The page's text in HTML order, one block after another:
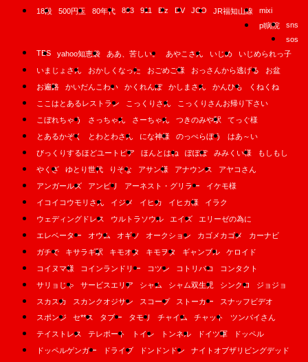
18段 500円玉 80年代 893 911 B'z DV JCO JR福知山線
mixi
pl病院
sns
sos
TBS
yahoo知恵袋 ああ、苦しい。 あやこさん いじめ
いじめられっ子
いまじょさん
おかしくなった おごめご様 おっさんから逃げる
お盆
お遍路
かいだんこわい かくれんぼ かしまさん かんひも
くねくね
ここはとあるレストラン
こっくりさん
こっくりさんお帰り下さい
こぼれちゃう
さっちゃん さーちゃん つきのみや駅
てっぐ様
とあるかぞく
とわとわさん にな神様 のっぺらぼう
はあ～い
びっくりするほどユートピア
ほんとはね ぽぽぽ みみくい様
もしもし
やくざ
ゆとり世代 りそな アサン様 アナウンス
アヤコさん
アンガールズ
アンビリ アーネスト・グリラー
イケモ様
イコイコウモリさん
イジメ イヒカ イヒカ様
イラク
ウェディングドレス
ウルトラソウル エイズ
エリーゼの為に
エレベーター
オウム オギソ オークション カゴメカゴメ
カーナビ
ガチで
キサラギ駅 キモオタ キモヲタ ギャンブル
ケロイド
コイヌマ様
コインランドリー コツン コトリバコ
コンタクト
サリョじゃ
サービスエリア シャム シャム双生児 シンクロ
ジョジョ
スカスカ
スカンクオジサン スコープ ストーカー
スナッフビデオ
スポンジ
セ**ス タブー タモリ チャイム チャット
ツンバイさん
テイストレス
テレポート トイレ トンネル ドイツ軍
ドッペル
ドッペルゲンガー
ドライブ ドンドンドン
ナイトオブザリビングデッド